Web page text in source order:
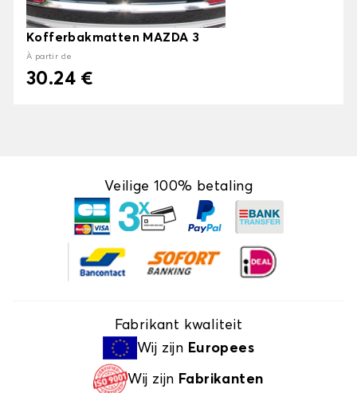
Kofferbakmatten MAZDA 3
À partir de
30.24 €
Veilige 100% betaling
Fabrikant kwaliteit
Wij zijn Europees
Wij zijn Fabrikanten